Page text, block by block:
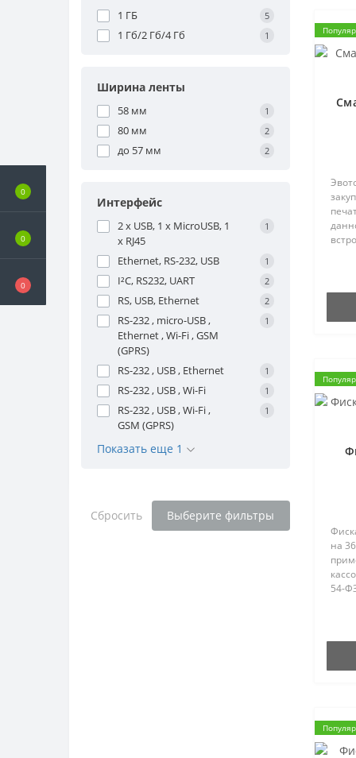
0
0
0
1 ГБ 5
1 Гб/2 Гб/4 Гб 1
Ширина ленты
58 мм 1
80 мм 2
до 57 мм 2
Интерфейс
2 x USB, 1 х MicroUSB, 1
x RJ45
1
Ethernet, RS-232, USB 1
I²C, RS232, UART 2
RS, USB, Ethernet 2
RS-232 , micro-USB ,
Ethernet , Wi-Fi , GSM
(GPRS)
1
RS-232 , USB , Ethernet 1
RS-232 , USB , Wi-Fi 1
RS-232 , USB , Wi-Fi ,
GSM (GPRS)
1
Показать еще 1
Сбросить Выберите фильтры
их
на
54-